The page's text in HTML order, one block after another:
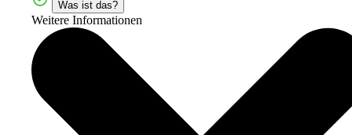
Was ist das?
Weitere Informationen